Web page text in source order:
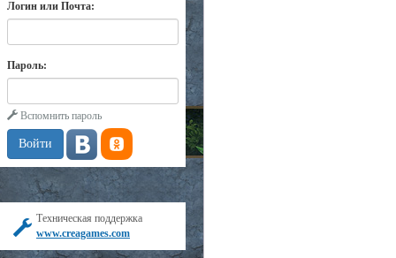
Логин или Почта:
Пароль:
Вспомнить пароль
Техническая поддержка
www.creagames.com